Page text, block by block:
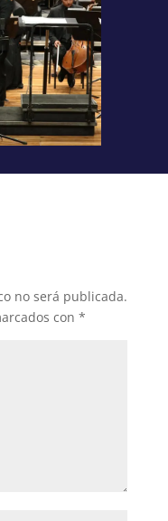
no será publicada.
con *